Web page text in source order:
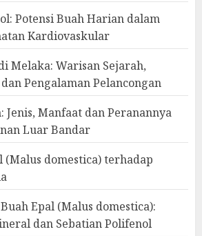
Potensi Buah Harian dalam
Kardiovaskular
Melaka: Warisan Sejarah,
Pengalaman Pelancongan
Jenis, Manfaat dan Peranannya
Luar Bandar
(Malus domestica) terhadap
Epal (Malus domestica):
dan Sebatian Polifenol